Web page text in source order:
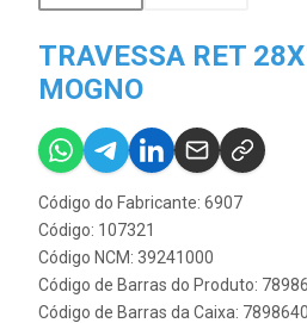
TRAVESSA RET
MOGNO
Código do Fabricante: 6907
Código: 107321
Código NCM: 39241000
Código de Barras do Produto:
Código de Barras da Caixa: